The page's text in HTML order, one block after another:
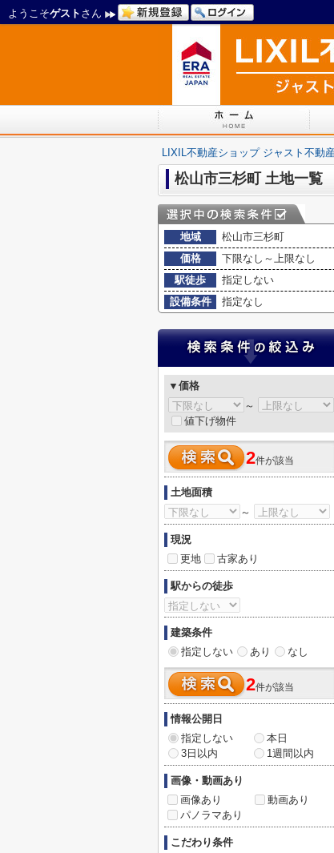
ようこそゲスト さん
LIXIL不動産ショップ ジャスト不動
松山市三杉町 土地一覧
地域
松山市三杉町
価格
下限なし～上限なし
駅徒歩
指定しない
設備条件
指定なし
▼価格
～
値下げ物件
2件が該当
土地面積
～
現況
更地
古家あり
駅からの徒歩
建築条件
指定しない
あり なし
2件が該当
情報公開日
指定しない
本日
3日以内
1週間以内
画像・動画あり
画像あり
動画あり
パノラマあり
こだわり条件